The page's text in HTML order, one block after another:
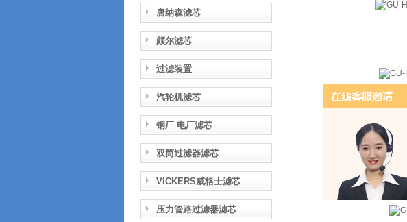
唐纳森滤芯
颇尔滤芯
过滤装置
汽轮机滤芯
钢厂 电厂滤芯
双筒过滤器滤芯
VICKERS威格士滤芯
压力管路过滤器滤芯